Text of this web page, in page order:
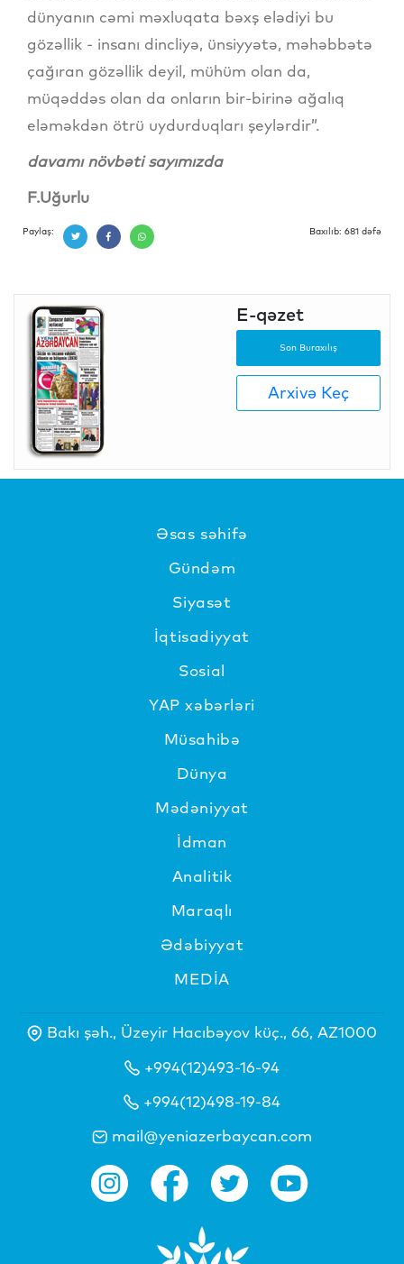
dünyanın cəmi məxluqata bəxş elədiyi bu
gözəllik - insanı dincliyə, ünsiyyətə, məhəbbətə
çağıran gözəllik deyil, mühüm olan da,
müqəddəs olan da onların bir-birinə ağalıq
eləməkdən ötrü uydurduqları şeylərdir”.
davamı növbəti sayımızda
F.Uğurlu
Paylaş: Baxılıb: 681 dəfə
E-qəzet
Son Buraxılış
Arxivə Keç
Əsas səhifə
Gündəm
Siyasət
İqtisadiyyat
Sosial
YAP xəbərləri
Müsahibə
Dünya
Mədəniyyat
İdman
Analitik
Maraqlı
Ədəbiyyat
MEDİA
Bakı şəh., Üzeyir Hacıbəyov küç., 66, AZ1000
+994(12)493-16-94
+994(12)498-19-84
mail@yeniazerbaycan.com